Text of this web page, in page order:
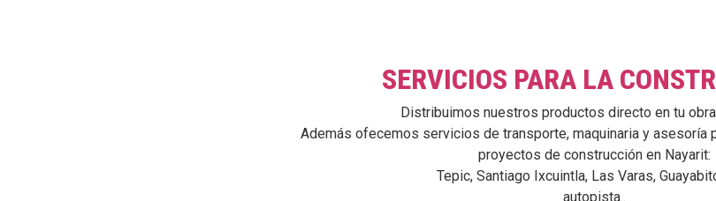
SERVICIOS PARA LA
Distribuimos nuestros productos directo en tu
Además ofecemos servicios de transporte, maquinaria y asesoría
proyectos de construcción en Nayarit:
Tepic, Santiago Ixcuintla, Las Varas,
autopista..